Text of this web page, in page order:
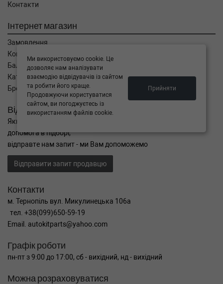
Контакти
Інтернет магазин
Замовлення
Кошик
Баланс
Каталог товарів
Бренди
Відправити запит
Якщо Ви не знайшли потрібні запчастини, або Вам потрібна
допомога в підборі,
відправте нам запит - ми Вам допоможемо
Відправити запит продавцю
Контакти
м. Тернопіль вул. Микулинецька 106а
тел. +38(099)650-59-19
Email. autokitparts@yahoo.com
Графік роботи
пн-пт з 9:00 до 17:00, сб - вихідний, нд - вихідний
Можна розраховуватися
Ми використовуємо cookie. Це
дозволяє нам аналізувати
взаємодію відвідувачів із сайтом
та робити його краще.
Продовжуючи користуватися
сайтом, ви погоджуєтесь із
використанням файлів cookie.
Прийняти